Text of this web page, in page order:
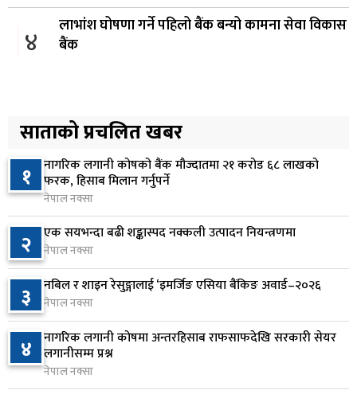
४
लाभांश घोषणा गर्ने पहिलो बैंक बन्यो कामना सेवा विकास
बैंक
५
विरोध
२ दिन अघि
६
कोइराला निवास मर्मतका लागि छुट्याइएको २ करोड
बजेट शेखरद्धारा लिन अस्वीकार
२ दिन अघि
७
रूकुम पश्चिममा प्रहरीको गाडीले मोटरसाइकललाई
ठक्कर दिँदा किशोरको मृत्यु
२ दिन अघि
८
प्रतिनिधिसभा बैठक बस्दै , पाँच विधेयक र प्रतिवेदन
प्रस्तुत हुने
२ दिन अघि
साताको प्रचलित खबर
१ नागरिक लगानी कोषको बैंक मौज्दातमा २१ करोड ६८ लाखको
फरक, हिसाब मिलान गर्नुपर्ने
नेपाल नक्सा
२ एक सयभन्दा बढी शङ्कास्पद नक्कली उत्पादन नियन्त्रणमा
नेपाल नक्सा
३ नबिल र शाइन रेसुङ्गालाई ‘इमर्जिङ एसिया बैंकिङ अवार्ड–२०२६
नेपाल नक्सा
४ नागरिक लगानी कोषमा अन्तरहिसाब राफसाफदेखि सरकारी सेयर
लगानीसम्म प्रश्न
नेपाल नक्सा